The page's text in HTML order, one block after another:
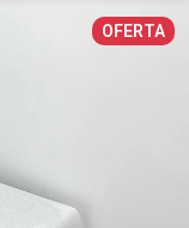
OFERTA